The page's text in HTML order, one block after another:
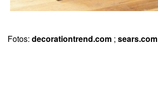
Fotos: decorationtrend.com ; sears.com